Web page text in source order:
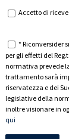
Accetto di
* Riconversider
per gli effetti del
normativa prevede
trattamento sarà
riservatezza e dei
legislative della
inoltre visionare in
qui